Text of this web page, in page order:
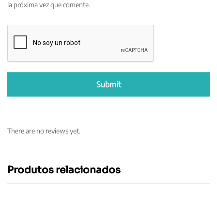
la próxima vez que comente.
There are no reviews yet.
Produtos relacionados